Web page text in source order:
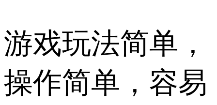
游戏玩法简单，
操作简单，容易